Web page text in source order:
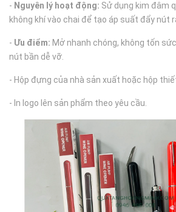
- Nguyên lý hoạt động: Sử dụng kim đâm
không khí vào chai để tạo áp suất đẩy nút
- Ưu điểm: Mở nhanh chóng, không tốn
nút bần dễ vỡ.
- Hộp đựng của nhà sản xuất hoặc hộp
- In logo lên sản phẩm theo yêu cầu.